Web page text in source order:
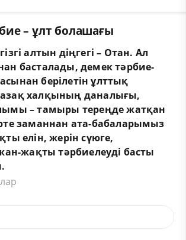
– ұлт болашағы
алтын діңгегі – Отан. Ал
басталады, демек тәрбие-
берілетін ұлттық
халқының даналығы,
– тамыры тереңде жатқан
заманнан ата-бабаларымыз
елін, жерін сүюге,
жақты тәрбиелеуді басты